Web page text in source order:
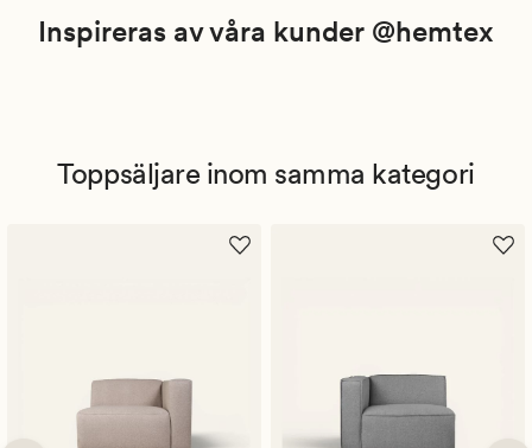
Inspireras av våra kunder @hemtex
Toppsäljare inom samma kategori